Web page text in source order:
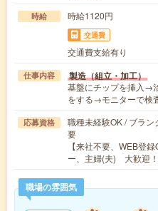
時給 時給1120円
交通費
交通費支給有り
仕事内容 製造（組立・加工）
基盤にチップを挿入→
をする→モニターで検
応募資格
職種未経験OK / ブラ
要
【来社不要、WEB登
ー、主婦(夫) 大歓迎
職場の雰囲気